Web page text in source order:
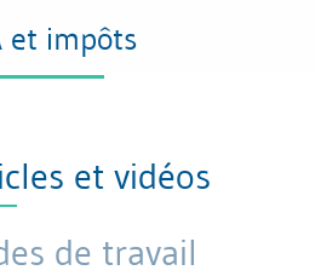
et impôts
et vidéos
de travail